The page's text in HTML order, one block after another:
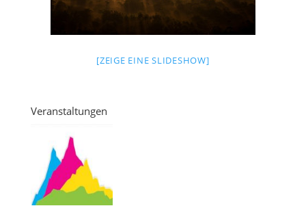
[ZEIGE EINE SLIDESHOW]
Veranstaltungen